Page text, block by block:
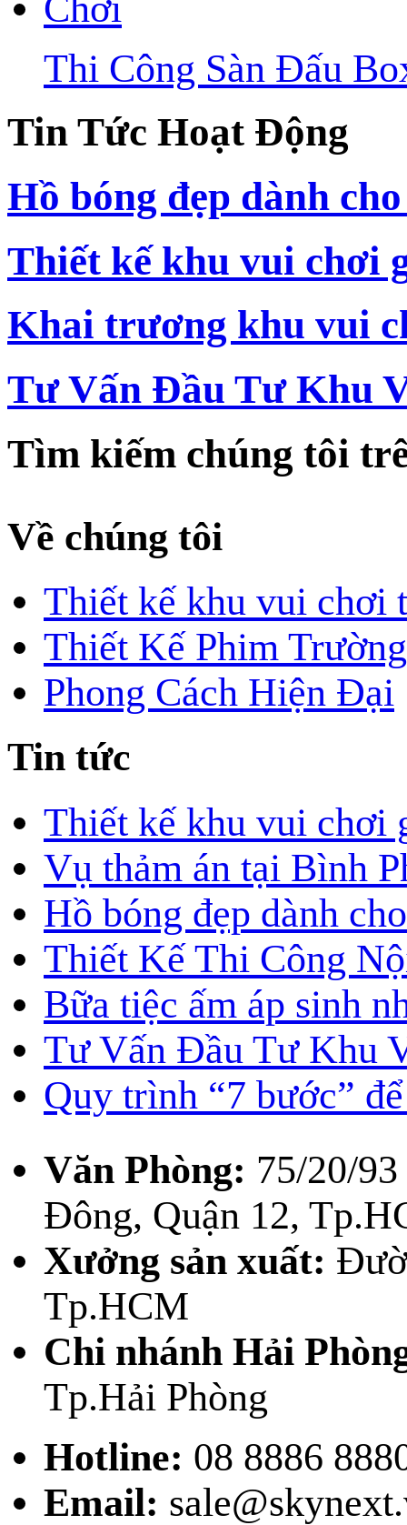
Thi Công Sàn Đấu
Tin Tức Hoạt Động
Hồ bóng đẹp dành
Thiết kế khu vui chơi
Khai trương khu vui
Tư Vấn Đầu Tư Khu
Tìm kiếm chúng tôi
Về chúng tôi
Thiết kế khu vui chơi
Thiết Kế Phim Trường
Phong Cách Hiện Đại
Tin tức
Thiết kế khu vui chơi
Vụ thảm án tại Bình
Hồ bóng đẹp dành
Thiết Kế Thi Công
Bữa tiệc ấm áp sinh
Tư Vấn Đầu Tư Khu
Quy trình “7 bước”
Văn Phòng: 75/20/
Đông, Quận 12,
Xưởng sản xuất:
Tp.HCM
Chi nhánh Hải
Tp.Hải Phòng
Hotline: 08 8886
Email: